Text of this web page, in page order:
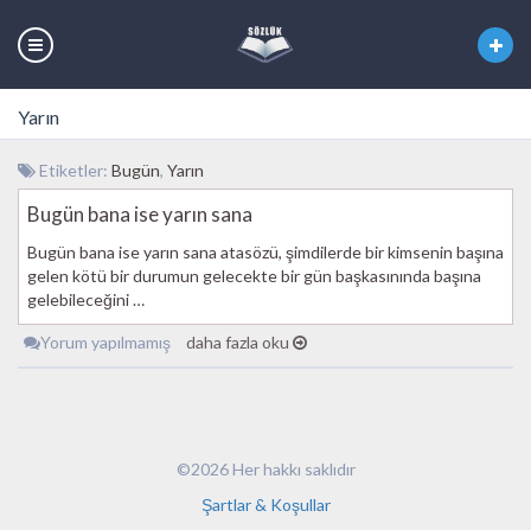
Yarın
Etiketler: Bugün, Yarın
Bugün bana ise yarın sana
Bugün bana ise yarın sana atasözü, şimdilerde bir kimsenin başına
gelen kötü bir durumun gelecekte bir gün başkasınında başına
gelebileceğini …
Yorum yapılmamış daha fazla oku
©2026 Her hakkı saklıdır
Şartlar & Koşullar